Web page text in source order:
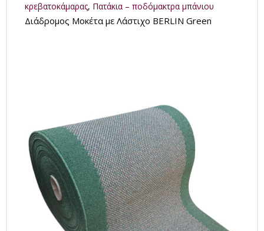
κρεβατοκάμαρας, Πατάκια – ποδόμακτρα μπάνιου
Διάδρομος Μοκέτα με Λάστιχο BERLIN Green